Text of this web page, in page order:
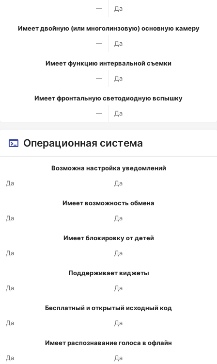
—
Да
Имеет двойную (или многолинзовую) основную камеру
—
Да
Имеет функцию интервальной съемки
—
Да
Имеет фронтальную светодиодную вспышку
—
Да
Операционная система
Возможна настройка уведомлений
Да
Да
Имеет возможность обмена
Да
Да
Имеет блокировку от детей
Да
Да
Поддерживает виджеты
Да
Да
Бесплатный и открытый исходный код
Да
Да
Имеет распознавание голоса в офлайн
Да
Да